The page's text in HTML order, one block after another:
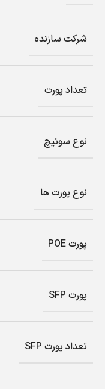
شرکت سازنده
تعداد پورت
نوع سوئیچ
نوع پورت ها
پورت POE
پورت SFP
تعداد پورت SFP